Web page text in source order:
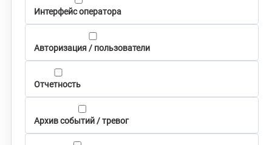
Интерфейс оператора
Авторизация / пользователи
Отчетность
Архив событий / тревог